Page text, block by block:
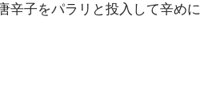
辛子をパラリと投入して辛めに